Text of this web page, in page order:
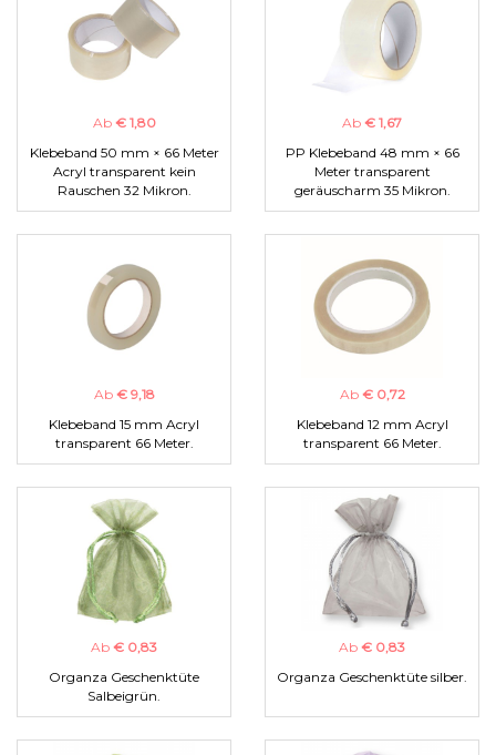
Ab € 1,80
Klebeband 50 mm × 66 Meter
Acryl transparent kein
Rauschen 32 Mikron.
Ab € 1,67
PP Klebeband 48 mm × 66
Meter transparent
geräuscharm 35 Mikron.
Ab € 9,18
Klebeband 15 mm Acryl
transparent 66 Meter.
Ab € 0,72
Klebeband 12 mm Acryl
transparent 66 Meter.
Ab € 0,83
Organza Geschenktüte
Salbeigrün.
Ab € 0,83
Organza Geschenktüte silber.